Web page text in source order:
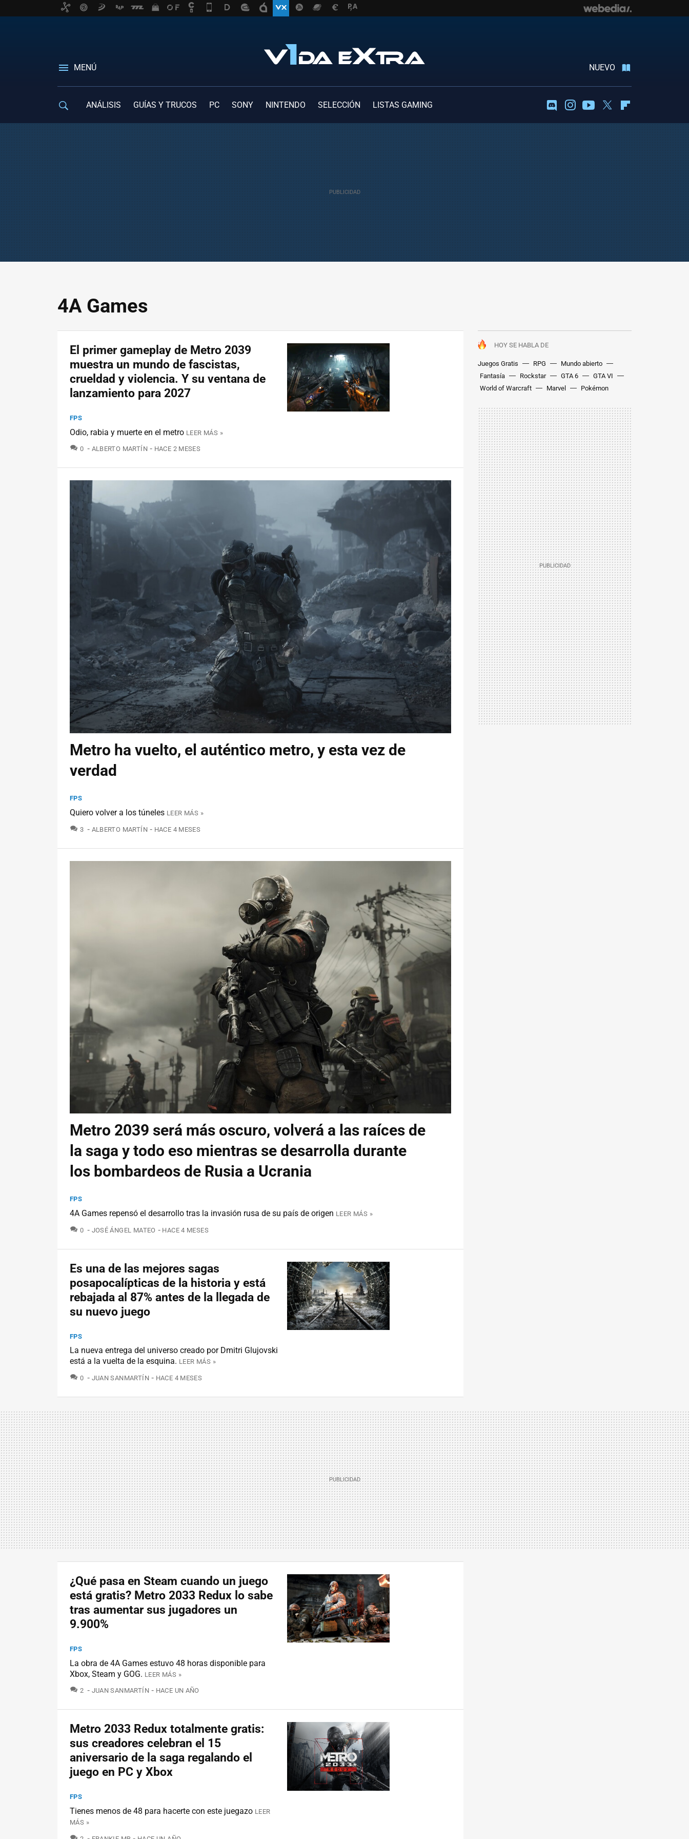
MENÚ NUEVO
ANÁLISIS GUÍAS Y TRUCOS PC SONY NINTENDO SELECCIÓN LISTAS GAMING DiscordInstagramYoutubeTwitter
4A Games
HOY SE HABLA DE
Juegos Gratis RPG
Mundo abierto
Fantasía
Rockstar GTA 6
GTA VI
World of Warcraft
Marvel Pokémon
El primer gameplay de Metro 2039
muestra un mundo de fascistas,
crueldad y violencia. Y su ventana de
lanzamiento para 2027
FPS
Odio, rabia y muerte en el metro LEER MÁS »
0 COMENTARIOS
ALBERTO MARTÍN HACE 2 MESES
Metro ha vuelto, el auténtico metro, y esta vez de
verdad
FPS
Quiero volver a los túneles LEER MÁS »
3 COMENTARIOS
ALBERTO MARTÍN HACE 4 MESES
Metro 2039 será más oscuro, volverá a las raíces de
la saga y todo eso mientras se desarrolla durante
los bombardeos de Rusia a Ucrania
FPS
4A Games repensó el desarrollo tras la invasión rusa de su país de origen LEER MÁS »
0 COMENTARIOS
JOSÉ ÁNGEL MATEO HACE 4 MESES
Es una de las mejores sagas
posapocalípticas de la historia y está
rebajada al 87% antes de la llegada de
su nuevo juego
FPS
La nueva entrega del universo creado por Dmitri Glujovski
está a la vuelta de la esquina. LEER MÁS »
0 COMENTARIOS
JUAN SANMARTÍN HACE 4 MESES
¿Qué pasa en Steam cuando un juego
está gratis? Metro 2033 Redux lo sabe
tras aumentar sus jugadores un
9.900%
FPS
La obra de 4A Games estuvo 48 horas disponible para
Xbox, Steam y GOG. LEER MÁS »
2 COMENTARIOS
JUAN SANMARTÍN HACE UN AÑO
Metro 2033 Redux totalmente gratis:
sus creadores celebran el 15
aniversario de la saga regalando el
juego en PC y Xbox
FPS
Tienes menos de 48 para hacerte con este juegazo LEER
MÁS »
COMENTARIOS